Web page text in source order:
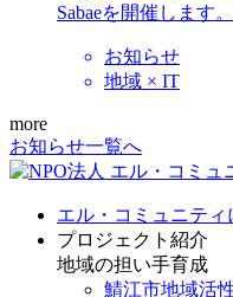
Sabaeを開催します。
お知らせ
地域 × IT
more
お知らせ一覧へ
エル・コミュニティ
プロジェクト紹介
地域の担い手育成
鯖江市地域活